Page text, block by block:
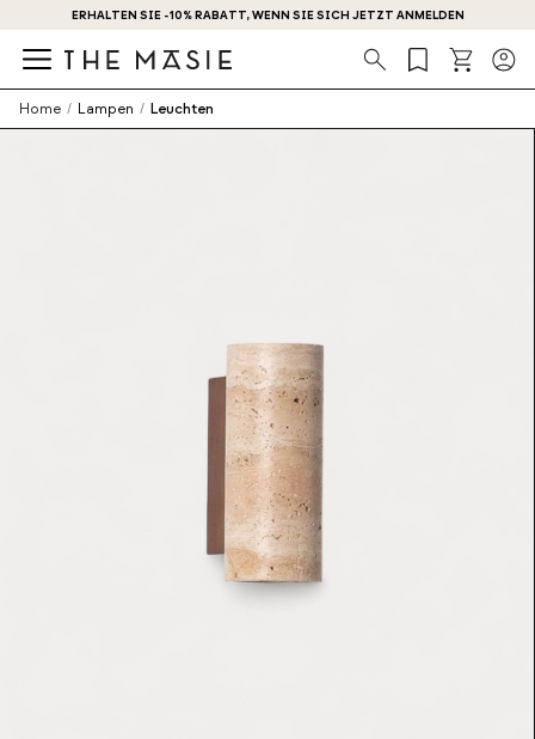
ERHALTEN SIE -10% RABATT, WENN SIE SICH JETZT ANMELDEN
Suche
Home / Lampen / Leuchten